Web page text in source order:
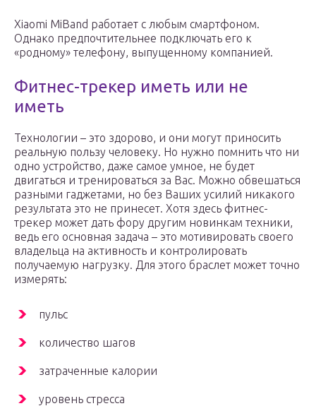
Xiaomi MiBand работает с любым смартфоном.
Однако предпочтительнее подключать его к
«родному» телефону, выпущенному компанией.
Фитнес-трекер иметь или не
иметь
Технологии – это здорово, и они могут приносить
реальную пользу человеку. Но нужно помнить что ни
одно устройство, даже самое умное, не будет
двигаться и тренироваться за Вас. Можно обвешаться
разными гаджетами, но без Ваших усилий никакого
результата это не принесет. Хотя здесь фитнес-
трекер может дать фору другим новинкам техники,
ведь его основная задача – это мотивировать своего
владельца на активность и контролировать
получаемую нагрузку. Для этого браслет может точно
измерять:
пульс
количество шагов
затраченные калории
уровень стресса